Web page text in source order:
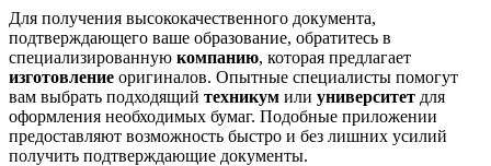
Для получения высококачественного документа,
подтверждающего ваше образование, обратитесь в
специализированную компанию, которая предлагает
изготовление оригиналов. Опытные специалисты помогут
вам выбрать подходящий техникум или университет для
оформления необходимых бумаг. Подобные приложении
предоставляют возможность быстро и без лишних усилий
получить подтверждающие документы.